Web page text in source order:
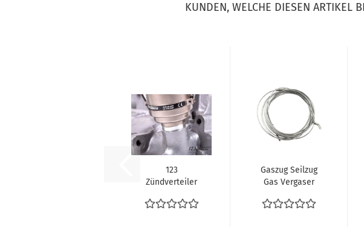
KUNDEN, WELCHE DIESEN ARTIKEL
123
Zündverteiler
elektronische
Gaszug Seilzug
Gas Vergaser
T2b 8.1972-